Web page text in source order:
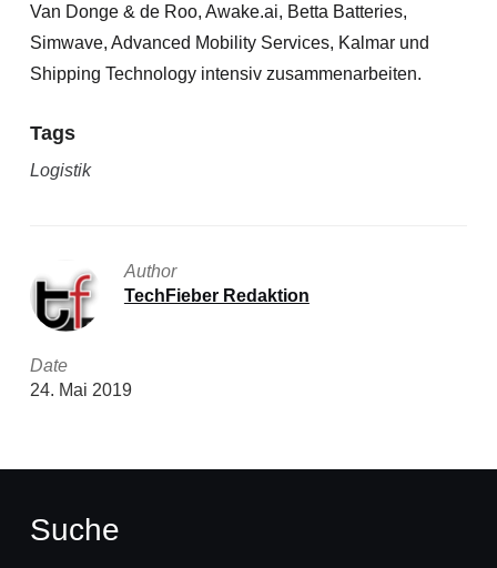
Van Donge & de Roo, Awake.ai, Betta Batteries,
Simwave, Advanced Mobility Services, Kalmar und
Shipping Technology intensiv zusammenarbeiten.
Tags
Logistik
Author
TechFieber Redaktion
Date
24. Mai 2019
Suche